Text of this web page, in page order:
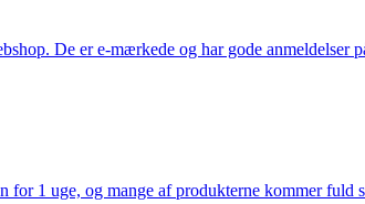
De er e-mærkede og har gode anmeldelser
1 uge, og mange af produkterne kommer